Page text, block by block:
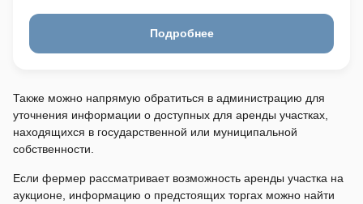
Подробнее
Также можно напрямую обратиться в администрацию для
уточнения информации о доступных для аренды участках,
находящихся в государственной или муниципальной
собственности.
Если фермер рассматривает возможность аренды участка на
аукционе, информацию о предстоящих торгах можно найти